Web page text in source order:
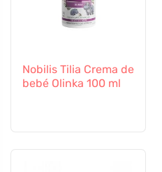
Nobilis Tilia Crema de
bebé Olinka 100 ml